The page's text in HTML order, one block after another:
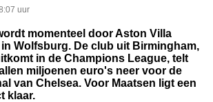
uur
momenteel door Aston Villa
Wolfsburg. De club uit Birmingham,
in de Champions League, telt
miljoenen euro's neer voor de
van Chelsea. Voor Maatsen ligt een
klaar.